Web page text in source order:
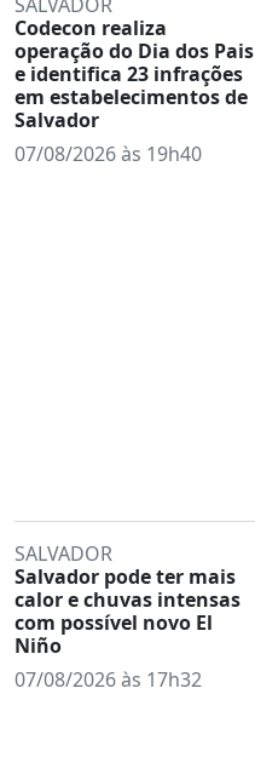
Codecon realiza
operação do Dia dos Pais
e identifica 23 infrações
em estabelecimentos de
Salvador
07/08/2026 às 19h40
SALVADOR
Salvador pode ter mais
calor e chuvas intensas
com possível novo El
Niño
07/08/2026 às 17h32